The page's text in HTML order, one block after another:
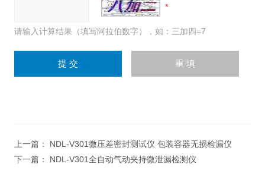
请输入计算结果（填写阿拉伯数字），如：三加四=7
上一篇： NDL-V301微压差密封测试仪 包装容器无损检漏仪
下一篇： NDL-V301全自动气动夹持微泄漏检测仪